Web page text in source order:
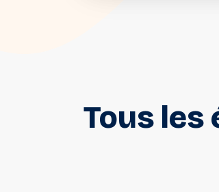
Tous les